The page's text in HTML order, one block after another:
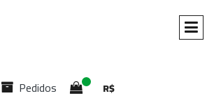
Pedidos R$